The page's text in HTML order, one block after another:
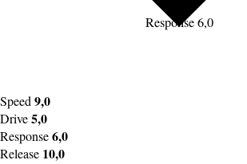
Response 6,0
Speed 9,0
Drive5,0
Response6,0
Release 10,0